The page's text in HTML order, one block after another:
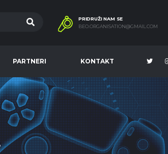
PRIDRUŽI NAM SE
BEO.ORGANISATION@GMAIL.COM
PARTNERI KONTAKT